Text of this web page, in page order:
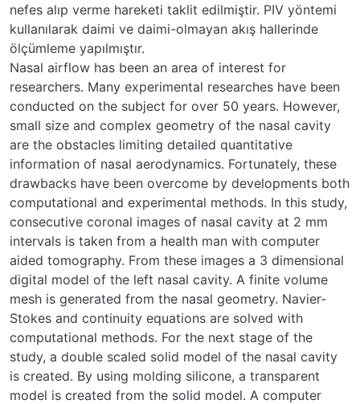
nefes alıp verme hareketi taklit edilmiştir. PIV yöntemi
kullanılarak daimi ve daimi-olmayan akış hallerinde
ölçümleme yapılmıştır.
Nasal airflow has been an area of interest for
researchers. Many experimental researches have been
conducted on the subject for over 50 years. However,
small size and complex geometry of the nasal cavity
are the obstacles limiting detailed quantitative
information of nasal aerodynamics. Fortunately, these
drawbacks have been overcome by developments both
computational and experimental methods. In this study,
consecutive coronal images of nasal cavity at 2 mm
intervals is taken from a health man with computer
aided tomography. From these images a 3 dimensional
digital model of the left nasal cavity. A finite volume
mesh is generated from the nasal geometry. Navier-
Stokes and continuity equations are solved with
computational methods. For the next stage of the
study, a double scaled solid model of the nasal cavity
is created. By using molding silicone, a transparent
model is created from the solid model. A computer